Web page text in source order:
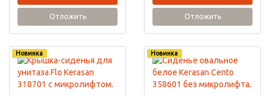
Отложить Отложить
Новинка Новинка